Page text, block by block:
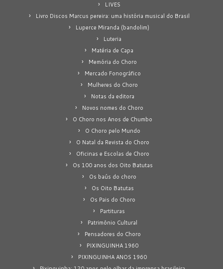
LIVES
Livro Discos Marcus pereira: uma história musical do Brasil
Luperce Miranda (bandolim)
Luteria
Matéria de Capa
Memória do Choro
Mercado Fonográfico
Mulheres do Choro
Notas da editora
Novos nomes do Choro
O Choro nos Anos de Chumbo
O Choro pelo Mundo
O Natal da Revista do Choro
Oficinas e Escolas de Choro
Os 100 anos dos Oito Batutas
Os baús do choro
Os Oito Batutas
Os Pais do Choro
Partituras
Patrimônio Cultural
Pensadores do Choro
PIXINGUINHA 1960
PIXINGUINHA ANOS 1960